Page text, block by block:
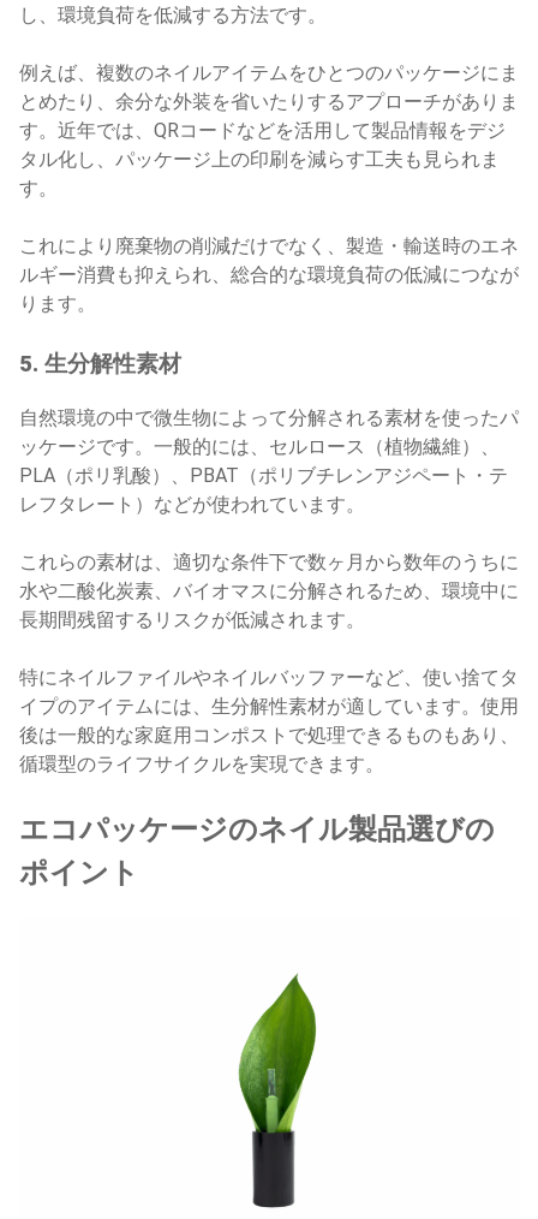
し、環境負荷を低減する方法です。
例えば、複数のネイルアイテムをひとつのパッケージにま
とめたり、余分な外装を省いたりするアプローチがありま
す。近年では、QRコードなどを活用して製品情報をデジ
タル化し、パッケージ上の印刷を減らす工夫も見られま
す。
これにより廃棄物の削減だけでなく、製造・輸送時のエネ
ルギー消費も抑えられ、総合的な環境負荷の低減につなが
ります。
5. 生分解性素材
自然環境の中で微生物によって分解される素材を使ったパ
ッケージです。一般的には、セルロース（植物繊維）、
PLA（ポリ乳酸）、PBAT（ポリブチレンアジペート・テ
レフタレート）などが使われています。
これらの素材は、適切な条件下で数ヶ月から数年のうちに
水や二酸化炭素、バイオマスに分解されるため、環境中に
長期間残留するリスクが低減されます。
特にネイルファイルやネイルバッファーなど、使い捨てタ
イプのアイテムには、生分解性素材が適しています。使用
後は一般的な家庭用コンポストで処理できるものもあり、
循環型のライフサイクルを実現できます。
エコパッケージのネイル製品選びの
ポイント